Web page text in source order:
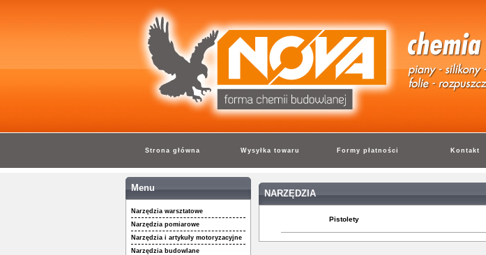
Strona główna Wysyłka towaru Formy płatności Kontakt
Menu
Narzędzia warsztatowe
Narzędzia pomiarowe
Narzędzia i artykuły motoryzacyjne
Narzędzia budowlane
NARZĘDZIA
Pistolety